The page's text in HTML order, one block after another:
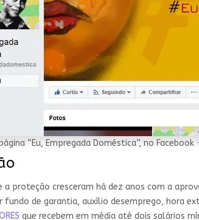
“Eu, Empregada Doméstica”, no Facebook
a proteção cresceram há dez anos com a
fundo de garantia, auxílio desemprego, hora
que recebem em média até dois salários